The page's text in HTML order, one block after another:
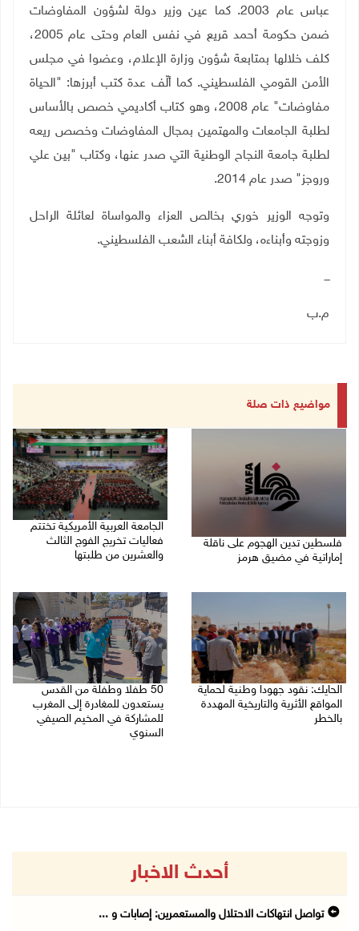
عباس عام 2003. كما عين وزير دولة لشؤون المفاوضات
ضمن حكومة أحمد قريع في نفس العام وحتى عام 2005،
كلف خلالها بمتابعة شؤون وزارة الإعلام، وعضوا في مجلس
الأمن القومي الفلسطيني. كما ألّف عدة كتب أبرزها: "الحياة
مفاوضات" عام 2008، وهو كتاب أكاديمي خصص بالأساس
لطلبة الجامعات والمهتمين بمجال المفاوضات وخصص ريعه
لطلبة جامعة النجاح الوطنية التي صدر عنها، وكتاب "بين علي
وروجز" صدر عام 2014.
وتوجه الوزير خوري بخالص العزاء والمواساة لعائلة الراحل
وزوجته وأبناءه، ولكافة أبناء الشعب الفلسطيني.
ـــ
م.ب
مواضيع ذات صلة
فلسطين تدين الهجوم على ناقلة
إماراتية في مضيق هرمز
الجامعة العربية الأمريكية تختتم
فعاليات تخريج الفوج الثالث
والعشرين من طلبتها
الحايك: نقود جهودا وطنية لحماية
المواقع الأثرية والتاريخية المهددة
بالخطر
50 طفلا وطفلة من القدس
يستعدون للمغادرة إلى المغرب
للمشاركة في المخيم الصيفي
السنوي
أحدث الاخبار
تواصل انتهاكات الاحتلال والمستعمرين: إصابات و ...